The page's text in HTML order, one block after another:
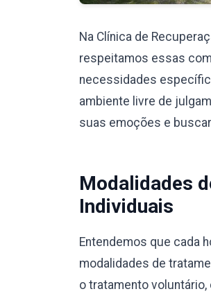
Na Clínica de
respeitamos essas
necessidades
ambiente livre de
suas emoções e
Modalidades
Individuais
Entendemos que cada
modalidades de
o tratamento